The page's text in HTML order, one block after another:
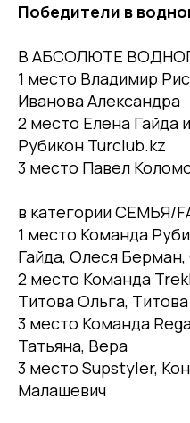
Победители в
В АБСОЛЮТЕ
1 место Владимир
Иванова Александра
2 место Елена Гайда
Рубикон Turclub.kz
3 место Павел
в категории СЕМЬЯ/
1 место Команда
Гайда, Олеся
2 место Команда
Титова Ольга,
3 место Команда
Татьяна, Вера
3 место Supstyler,
Малашевич